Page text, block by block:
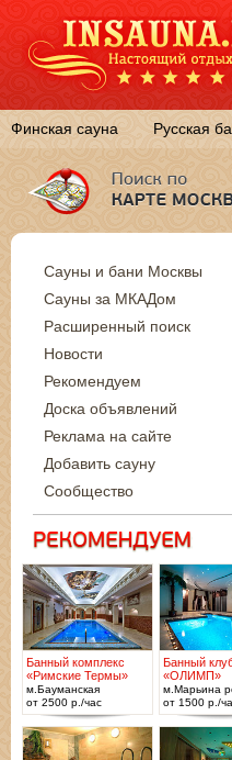
Финская сауна Русская
Сауны и бани Москвы
Сауны за МКАДом
Расширенный поиск
Новости
Рекомендуем
Доска объявлений
Реклама на сайте
Добавить сауну
Сообщество
Банный комплекс
«Римские Термы»
м.Бауманская
от 2500 р./час
Банный
«ОЛИМП»
м.Марьина
от 1500 р./